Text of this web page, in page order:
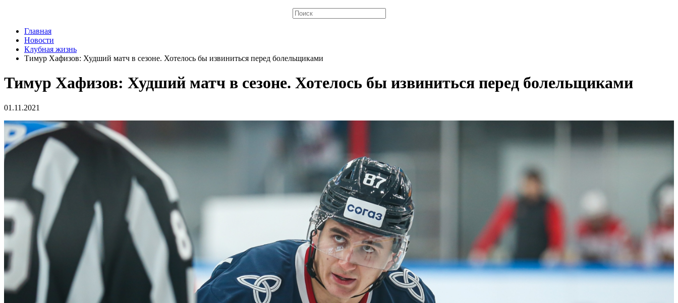
Главная
Новости
Клубная жизнь
Тимур Хафизов: Худший матч в сезоне. Хотелось бы извиниться перед болельщиками
Тимур Хафизов: Худший матч в сезоне. Хотелось бы извиниться перед болельщиками
01.11.2021